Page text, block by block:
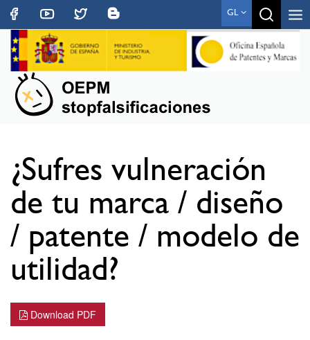
Toggle
GL
¿Sufres vulneración
de tu marca / diseño
/ patente / modelo de
utilidad?
Download PDF